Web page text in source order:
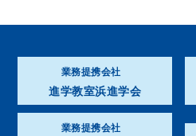
業務提携会社
進学教室浜進学会
業務提携会社